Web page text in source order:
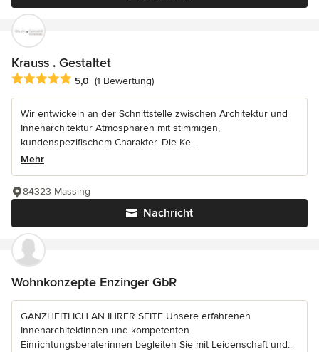
Krauss . Gestaltet
Durchschnittliche Bewertung: 5 von 5 Sternen
5,0 (1 Bewertung)
Wir entwickeln an der Schnittstelle zwischen Architektur und
Innenarchitektur Atmosphären mit stimmigen,
kundenspezifischem Charakter. Die Ke...
Mehr
Nachricht
84323 Massing
Wohnkonzepte Enzinger GbR
GANZHEITLICH AN IHRER SEITE Unsere erfahrenen
Innenarchitektinnen und kompetenten
Einrichtungsberaterinnen begleiten Sie mit Leidenschaft und...